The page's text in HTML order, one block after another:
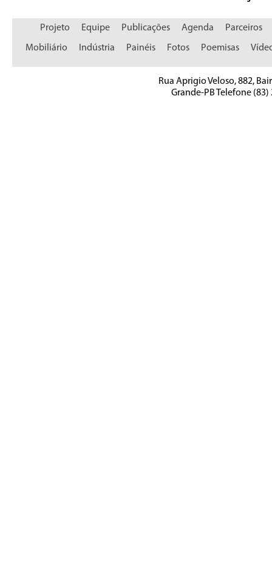
Projeto Equipe Publicações Agenda Parceiros
Mobiliário Indústria Painéis Fotos Poemisas
Rua Aprigio Veloso, 882,
Grande-PB Telefone